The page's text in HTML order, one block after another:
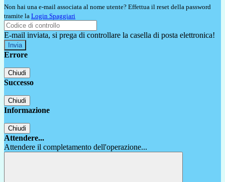
Non hai una e-mail associata al nome utente? Effettua il reset della password
tramite la Login Spaggiari
E-mail inviata, si prega di controllare la casella di posta elettronica!
Errore
Chiudi
Successo
Chiudi
Informazione
Chiudi
Attendere...
Attendere il completamento dell'operazione...